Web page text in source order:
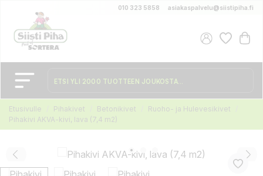
010 323 5858 asiakaspalvelu@siistipiha.fi
Etusivulle Pihakivet Betonikivet
Ruoho- ja Hulevesikivet
Pihakivi AKVA-kivi, lava (7,4 m2)